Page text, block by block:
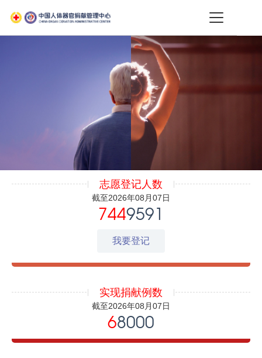
志愿登记人数
截至2026年08月07日
7449591
我要登记
实现捐献例数
截至2026年08月07日
68000